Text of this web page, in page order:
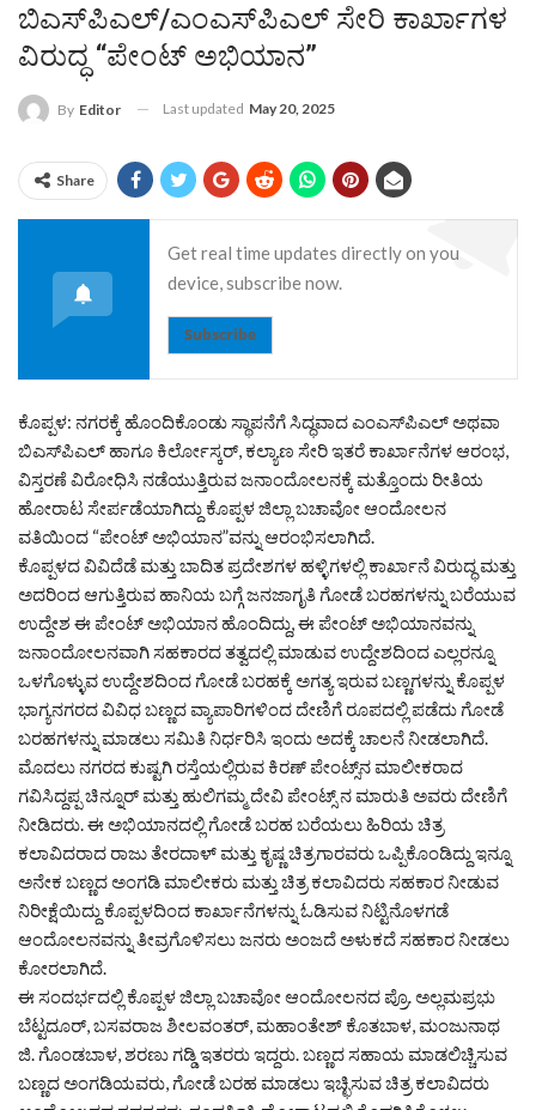
ಬಿಎಸ್‌ಪಿಎಲ್/ಎಂಎಸ್‌ಪಿಎಲ್ ಸೇರಿ ಕಾರ್ಖಾಗಳ
ವಿರುದ್ಧ “ಪೇಂಟ್ ಅಭಿಯಾನ”
By Editor Last updated May 20, 2025
Share
Get real time updates directly on you
device, subscribe now.
Subscribe
ಕೊಪ್ಪಳ: ನಗರಕ್ಕೆ ಹೊಂದಿಕೊಂಡು ಸ್ಥಾಪನೆಗೆ ಸಿದ್ಧವಾದ ಎಂಎಸ್‌ಪಿಎಲ್ ಅಥವಾ
ಬಿಎಸ್‌ಪಿಎಲ್ ಹಾಗೂ ಕಿರ್ಲೋಸ್ಕರ್, ಕಲ್ಯಾಣ ಸೇರಿ ಇತರೆ ಕಾರ್ಖಾನೆಗಳ ಆರಂಭ,
ವಿಸ್ತರಣೆ ವಿರೋಧಿಸಿ ನಡೆಯುತ್ತಿರುವ ಜನಾಂದೋಲನಕ್ಕೆ ಮತ್ತೊಂದು ರೀತಿಯ
ಹೋರಾಟ ಸೇರ್ಪಡೆಯಾಗಿದ್ದು ಕೊಪ್ಪಳ ಜಿಲ್ಲಾ ಬಚಾವೋ ಆಂದೋಲನ
ವತಿಯಿಂದ “ಪೇಂಟ್ ಅಭಿಯಾನ”ವನ್ನು ಆರಂಭಿಸಲಾಗಿದೆ.
ಕೊಪ್ಪಳದ ವಿವಿದೆಡೆ ಮತ್ತು ಬಾದಿತ ಪ್ರದೇಶಗಳ ಹಳ್ಳಿಗಳಲ್ಲಿ ಕಾರ್ಖಾನೆ ವಿರುದ್ಧ ಮತ್ತು
ಅದರಿಂದ ಆಗುತ್ತಿರುವ ಹಾನಿಯ ಬಗ್ಗೆ ಜನಜಾಗೃತಿ ಗೋಡೆ ಬರಹಗಳನ್ನು ಬರೆಯುವ
ಉದ್ದೇಶ ಈ ಪೇಂಟ್ ಅಭಿಯಾನ ಹೊಂದಿದ್ದು, ಈ ಪೇಂಟ್ ಅಭಿಯಾನವನ್ನು
ಜನಾಂದೋಲನವಾಗಿ ಸಹಕಾರದ ತತ್ವದಲ್ಲಿ ಮಾಡುವ ಉದ್ದೇಶದಿಂದ ಎಲ್ಲರನ್ನೂ
ಒಳಗೊಳ್ಳುವ ಉದ್ದೇಶದಿಂದ ಗೋಡೆ ಬರಹಕ್ಕೆ ಅಗತ್ಯ ಇರುವ ಬಣ್ಣಗಳನ್ನು ಕೊಪ್ಪಳ
ಭಾಗ್ಯನಗರದ ವಿವಿಧ ಬಣ್ಣದ ವ್ಯಾಪಾರಿಗಳಿಂದ ದೇಣಿಗೆ ರೂಪದಲ್ಲಿ ಪಡೆದು ಗೋಡೆ
ಬರಹಗಳನ್ನು ಮಾಡಲು ಸಮಿತಿ ನಿರ್ಧರಿಸಿ ಇಂದು ಅದಕ್ಕೆ ಚಾಲನೆ ನೀಡಲಾಗಿದೆ.
ಮೊದಲು ನಗರದ ಕುಷ್ಟಗಿ ರಸ್ತೆಯಲ್ಲಿರುವ ಕಿರಣ್ ಪೇಂಟ್ಸ್‌ನ ಮಾಲೀಕರಾದ
ಗವಿಸಿದ್ದಪ್ಪ ಚಿನ್ನೂರ್ ಮತ್ತು ಹುಲಿಗಮ್ಮ ದೇವಿ ಪೇಂಟ್ಸ್ ನ ಮಾರುತಿ ಅವರು ದೇಣಿಗೆ
ನೀಡಿದರು. ಈ ಅಭಿಯಾನದಲ್ಲಿ ಗೋಡೆ ಬರಹ ಬರೆಯಲು ಹಿರಿಯ ಚಿತ್ರ
ಕಲಾವಿದರಾದ ರಾಜು ತೇರದಾಳ್ ಮತ್ತು ಕೃಷ್ಣ ಚಿತ್ರಗಾರವರು ಒಪ್ಪಿಕೊಂಡಿದ್ದು ಇನ್ನೂ
ಅನೇಕ ಬಣ್ಣದ ಅಂಗಡಿ ಮಾಲೀಕರು ಮತ್ತು ಚಿತ್ರ ಕಲಾವಿದರು ಸಹಕಾರ ನೀಡುವ
ನಿರೀಕ್ಷೆಯಿದ್ದು ಕೊಪ್ಪಳದಿಂದ ಕಾರ್ಖಾನೆಗಳನ್ನು ಓಡಿಸುವ ನಿಟ್ಟಿನೊಳಗಡೆ
ಆಂದೋಲನವನ್ನು ತೀವ್ರಗೊಳಿಸಲು ಜನರು ಅಂಜದೆ ಅಳುಕದೆ ಸಹಕಾರ ನೀಡಲು
ಕೋರಲಾಗಿದೆ.
ಈ ಸಂದರ್ಭದಲ್ಲಿ ಕೊಪ್ಪಳ ಜಿಲ್ಲಾ ಬಚಾವೋ ಆಂದೋಲನದ ಪ್ರೊ. ಅಲ್ಲಮಪ್ರಭು
ಬೆಟ್ಟದೂರ್, ಬಸವರಾಜ ಶೀಲವಂತರ್, ಮಹಾಂತೇಶ್ ಕೊತಬಾಳ, ಮಂಜುನಾಥ
ಜಿ. ಗೊಂಡಬಾಳ, ಶರಣು ಗಡ್ಡಿ ಇತರರು ಇದ್ದರು. ಬಣ್ಣದ ಸಹಾಯ ಮಾಡಲಿಚ್ಚಿಸುವ
ಬಣ್ಣದ ಅಂಗಡಿಯವರು, ಗೋಡೆ ಬರಹ ಮಾಡಲು ಇಚ್ಛಿಸುವ ಚಿತ್ರ ಕಲಾವಿದರು